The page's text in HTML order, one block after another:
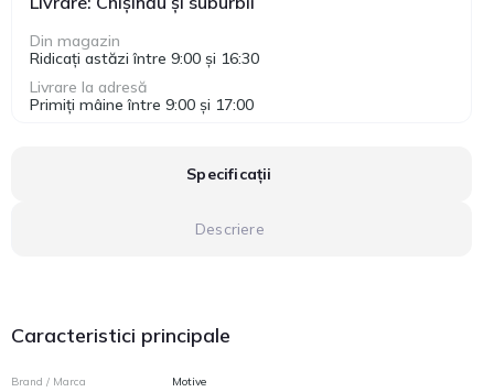
Din magazin
Ridicați astăzi între 9:00 și 16:30
Livrare la adresă
Primiți mâine între 9:00 și 17:00
Specificații
Descriere
Caracteristici principale
Brand / Marca Motive